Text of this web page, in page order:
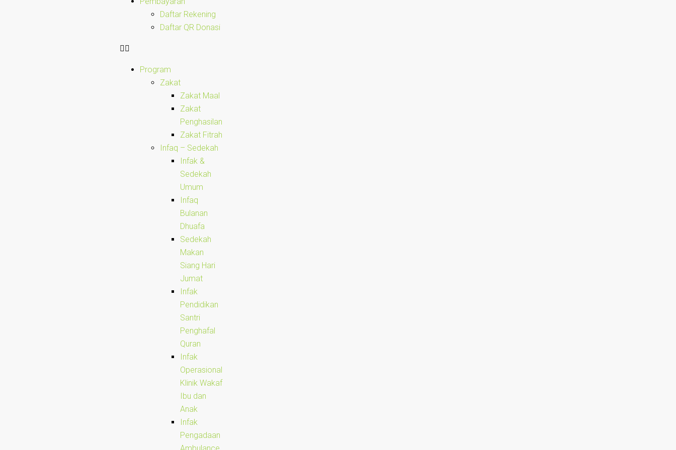
Daftar Rekening
Daftar QR Donasi
Program
Zakat
Zakat Maal
Zakat
Penghasilan
Zakat Fitrah
Infaq – Sedekah
Infak &
Sedekah
Umum
Infaq
Bulanan
Dhuafa
Sedekah
Makan
Siang Hari
Jumat
Infak
Pendidikan
Santri
Penghafal
Quran
Infak
Operasional
Klinik Wakaf
Ibu dan
Anak
Infak
Pengadaan